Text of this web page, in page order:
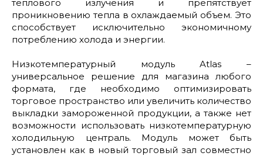
теплового излучения и препятствует
проникновению тепла в охлаждаемый объем. Это
способствует исключительно экономичному
потреблению холода и энергии.
Низкотемпературный модуль Atlas –
универсальное решение для магазина любого
формата, где необходимо оптимизировать
торговое пространство или увеличить количество
выкладки замороженной продукции, а также нет
возможности использовать низкотемпературную
холодильную централь. Модуль может быть
установлен как в новый торговый зал совместно